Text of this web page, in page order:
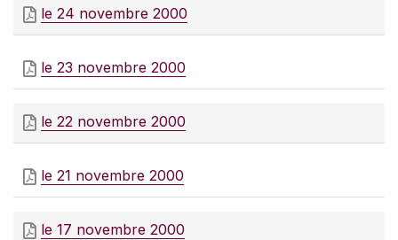
le 24 novembre 2000
le 23 novembre 2000
le 22 novembre 2000
le 21 novembre 2000
le 17 novembre 2000